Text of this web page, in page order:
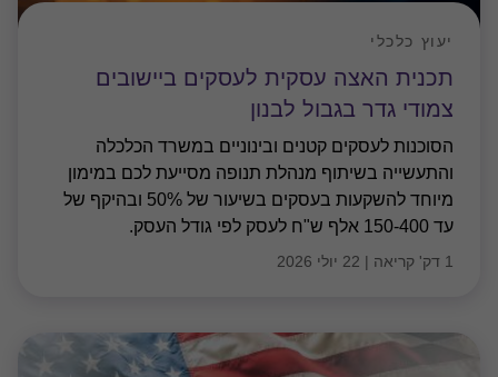
תכנית האצה עסקית לעסקים ביישובים
צמודי גדר בגבול לבנון
יעוץ כלכלי
הסוכנות לעסקים קטנים ובינוניים במשרד הכלכלה
והתעשייה בשיתוף מנהלת תנופה מסייעת לכם במימון
מיוחד להשקעות בעסקים בשיעור של 50% ובהיקף של
עד 150-400 אלף ש"ח לעסק לפי גודל העסק.
1 דק' קריאה | 22 יולי 2026